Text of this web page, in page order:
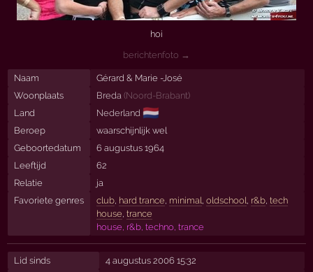
hoi
berichtenfoto →
Naam
Gérard & Marie -José
Woonplaats
Breda (Noord-Brabant)
Land
Nederland 🇳🇱
Beroep
waarschijnlijk wel
Geboortedatum
6 augustus 1964
Leeftijd
62
Relatie
ja
Favoriete genres
club, hard trance minimal oldschool r&b, tech
house trance
house, r&b, techno, trance
Lid sinds
4 augustus 2006 15:32